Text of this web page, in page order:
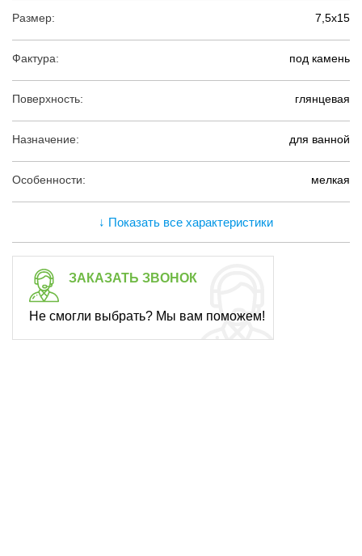
Размер: 7,5х15
Фактура: под камень
Поверхность: глянцевая
Назначение: для ванной
Особенности: мелкая
↓ Показать все характеристики
ЗАКАЗАТЬ ЗВОНОК
Не смогли выбрать? Мы вам поможем!